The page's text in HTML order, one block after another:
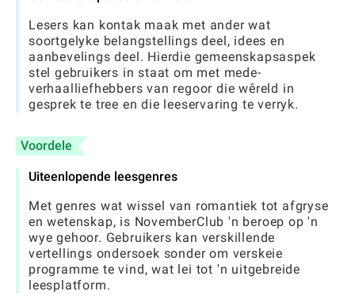
Lesers kan kontak maak met ander wat
soortgelyke belangstellings deel, idees en
aanbevelings deel. Hierdie gemeenskapsaspek
stel gebruikers in staat om met mede-
verhaalliefhebbers van regoor die wêreld in
gesprek te tree en die leeservaring te verryk.
Voordele
Uiteenlopende leesgenres
Met genres wat wissel van romantiek tot afgryse
en wetenskap, is NovemberClub 'n beroep op 'n
wye gehoor. Gebruikers kan verskillende
vertellings ondersoek sonder om verskeie
programme te vind, wat lei tot 'n uitgebreide
leesplatform.